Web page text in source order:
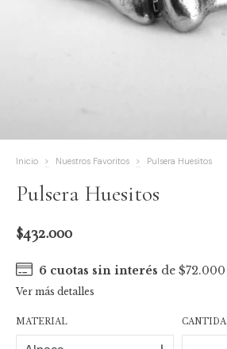
Inicio > Nuestros Favoritos > Pulsera Huesitos
Pulsera Huesitos
$432.000
6cuotas sin interés de $72.000
Ver más detalles
MATERIAL